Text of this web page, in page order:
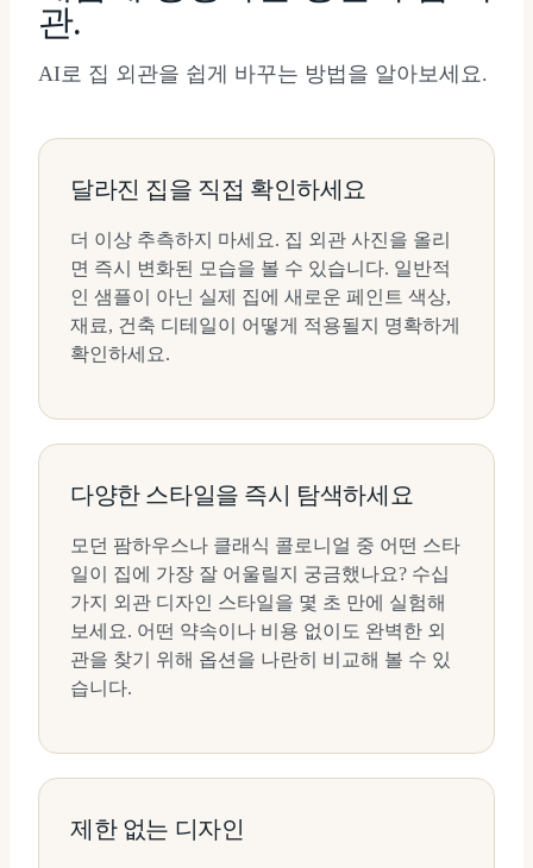
관.
AI로 집 외관을 쉽게 바꾸는 방법을 알아보세요.
달라진 집을 직접 확인하세요
더 이상 추측하지 마세요. 집 외관 사진을 올리
면 즉시 변화된 모습을 볼 수 있습니다. 일반적
인 샘플이 아닌 실제 집에 새로운 페인트 색상,
재료, 건축 디테일이 어떻게 적용될지 명확하게
확인하세요.
다양한 스타일을 즉시 탐색하세요
모던 팜하우스나 클래식 콜로니얼 중 어떤 스타
일이 집에 가장 잘 어울릴지 궁금했나요? 수십
가지 외관 디자인 스타일을 몇 초 만에 실험해
보세요. 어떤 약속이나 비용 없이도 완벽한 외
관을 찾기 위해 옵션을 나란히 비교해 볼 수 있
습니다.
제한 없는 디자인